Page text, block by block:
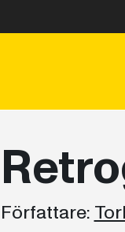
Författare: